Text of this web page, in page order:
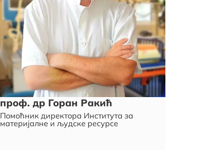
проф. др Горан Ракић
Помоћник директора Института за
материјалне и људске ресурсе